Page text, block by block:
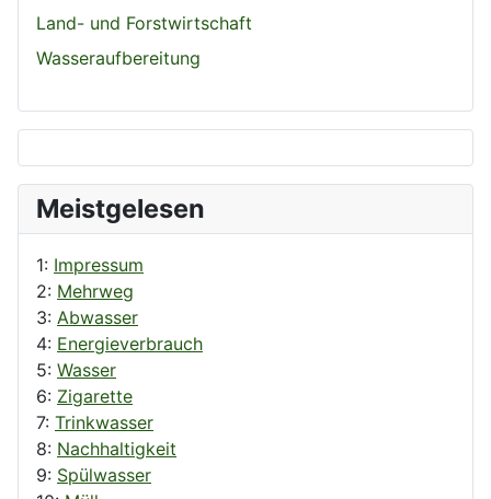
Land- und Forstwirtschaft
Wasseraufbereitung
Meistgelesen
1: Impressum
2: Mehrweg
3: Abwasser
4: Energieverbrauch
5: Wasser
6: Zigarette
7: Trinkwasser
8: Nachhaltigkeit
9: Spülwasser